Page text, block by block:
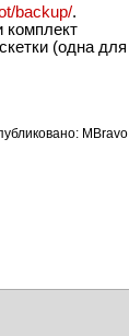
backup/.
комплект
(одна для
MBravo